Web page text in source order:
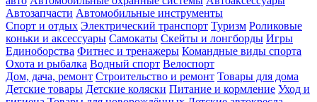
Автозапчасти Автомобильные инструменты
Спорт и отдых Электрический транспорт Туризм Роликовые
коньки и аксессуары Самокаты Скейты и лонгборды Игры
Единоборства Фитнес и тренажеры Командные виды спорта
Охота и рыбалка Водный спорт Велоспорт
Дом, дача, ремонт Строительство и ремонт Товары для дома
Детские товары Детские коляски Питание и кормление Уход и